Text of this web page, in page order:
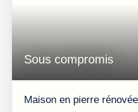
Sous compromis
Maison en pierre